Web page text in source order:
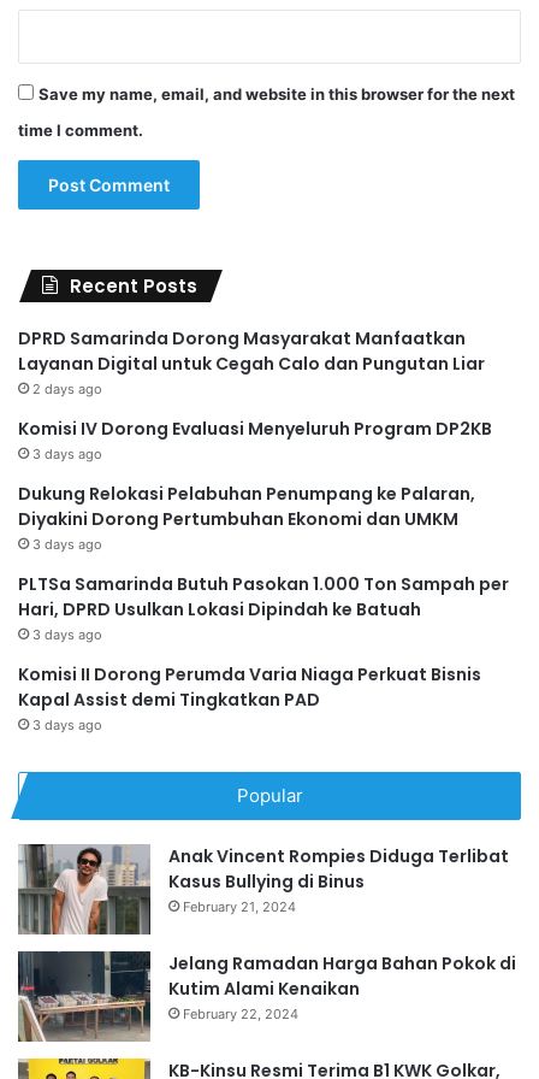
Save my name, email, and website in this browser for the next
time I comment.
Recent Posts
DPRD Samarinda Dorong Masyarakat Manfaatkan
Layanan Digital untuk Cegah Calo dan Pungutan Liar
2 days ago
Komisi IV Dorong Evaluasi Menyeluruh Program DP2KB
3 days ago
Dukung Relokasi Pelabuhan Penumpang ke Palaran,
Diyakini Dorong Pertumbuhan Ekonomi dan UMKM
3 days ago
PLTSa Samarinda Butuh Pasokan 1.000 Ton Sampah per
Hari, DPRD Usulkan Lokasi Dipindah ke Batuah
3 days ago
Komisi II Dorong Perumda Varia Niaga Perkuat Bisnis
Kapal Assist demi Tingkatkan PAD
3 days ago
Popular
Anak Vincent Rompies Diduga Terlibat
Kasus Bullying di Binus
February 21, 2024
Jelang Ramadan Harga Bahan Pokok di
Kutim Alami Kenaikan
February 22, 2024
KB-Kinsu Resmi Terima B1 KWK Golkar,